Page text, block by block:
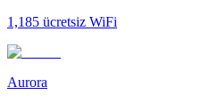
1,185 ücretsiz WiFi
Aurora